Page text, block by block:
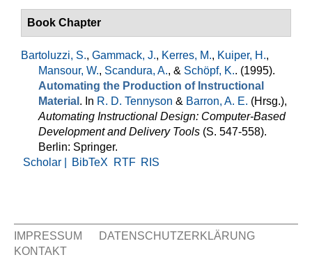
Book Chapter
Bartoluzzi, S., Gammack, J., Kerres, M., Kuiper, H.,
Mansour, W., Scandura, A., & Schöpf, K.. (1995).
Automating the Production of Instructional
Material . In R. D. Tennyson & Barron, A. E. (Hrsg.),
Automating Instructional Design: Computer-Based
Development and Delivery Tools (S. 547-558).
Berlin: Springer.
Scholar |
BibTeX RTF RIS
IMPRESSUM
DATENSCHUTZERKLÄRUNG
KONTAKT